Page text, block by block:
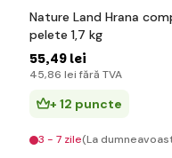
Nature Land Hrana
pelete 1,7 kg
55,49 lei
45,86 lei fără TVA
+ 12 puncte
3 - 7 zile(La